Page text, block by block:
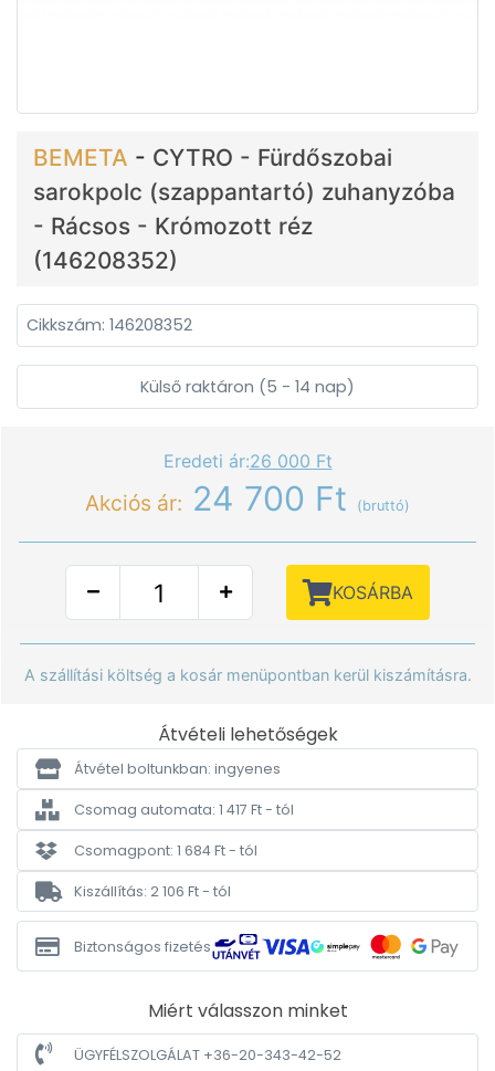
BEMETA - CYTRO - Fürdőszobai
sarokpolc (szappantartó) zuhanyzóba
- Rácsos - Krómozott réz
(146208352)
Cikkszám: 146208352
Külső raktáron (5 - 14 nap)
Eredeti ár:26 000 Ft
Akciós ár: 24 700 Ft (bruttó)
KOSÁRBA
A szállítási költség a kosár menüpontban kerül kiszámításra.
Átvételi lehetőségek
Átvétel boltunkban: ingyenes
Csomag automata: 1 417 Ft - tól
Csomagpont: 1 684 Ft - tól
Kiszállítás: 2 106 Ft - tól
Biztonságos fizetés
Miért válasszon minket
ÜGYFÉLSZOLGÁLAT +36-20-343-42-52